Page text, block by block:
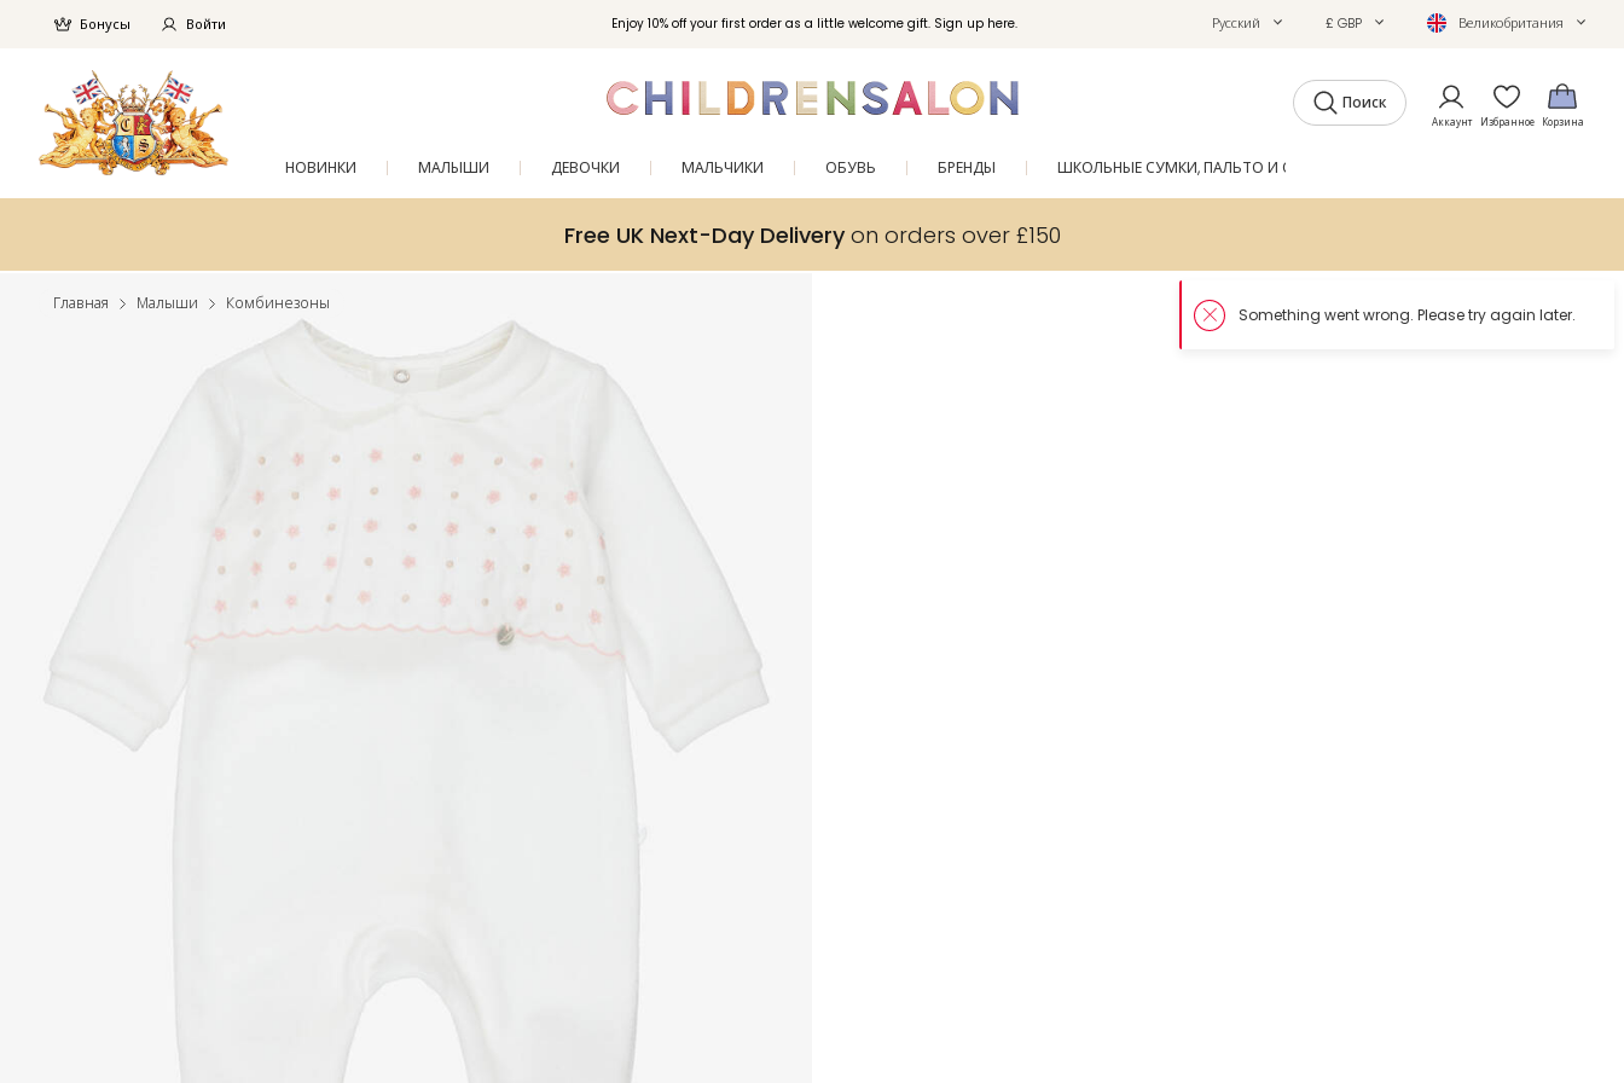
Enjoy 10% off your first order as a little welcome gift. Sign up here.
Бонусы Войти Русский £ GBP Великобритания
Поиск
Аккаунт Избранное Корзина
НОВИНКИ МАЛЫШИ ДЕВОЧКИ МАЛЬЧИКИ ОБУВЬ БРЕНДЫ ШКОЛЬНЫЕ СУМКИ, ПАЛЬТО И ОБУВЬ
Free UK Next-Day Deliveryon orders over £150
Главная Малыши Комбинезоны